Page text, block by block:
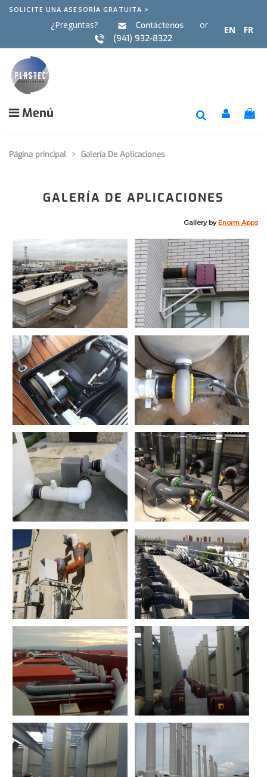
EN FR
SOLICITE UNA ASESORÍA GRATUITA >
¿Preguntas? Contáctenos
or
(941) 932-8322
Menú
Página principal Galería De Aplicaciones
GALERÍA DE APLICACIONES
Gallery by Enorm Apps